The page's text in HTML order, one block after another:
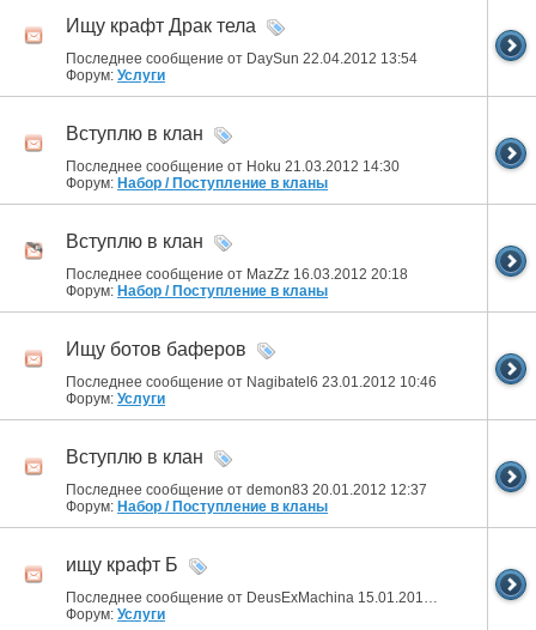
Ищу крафт Драк тела
Последнее сообщение от DaySun 22.04.2012 13:54
Форум: Услуги
Вступлю в клан
Последнее сообщение от Hoku 21.03.2012 14:30
Форум: Набор / Поступление в кланы
Вступлю в клан
Последнее сообщение от MazZz 16.03.2012 20:18
Форум: Набор / Поступление в кланы
Ищу ботов баферов
Последнее сообщение от Nagibatel6 23.01.2012 10:46
Форум: Услуги
Вступлю в клан
Последнее сообщение от demon83 20.01.2012 12:37
Форум: Набор / Поступление в кланы
ищу крафт Б
Форум: Услуги